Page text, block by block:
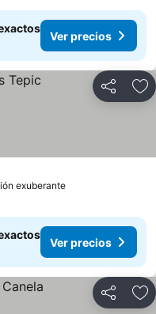
Ver precios
Compartir
exuberante
Ver precios
Compartir